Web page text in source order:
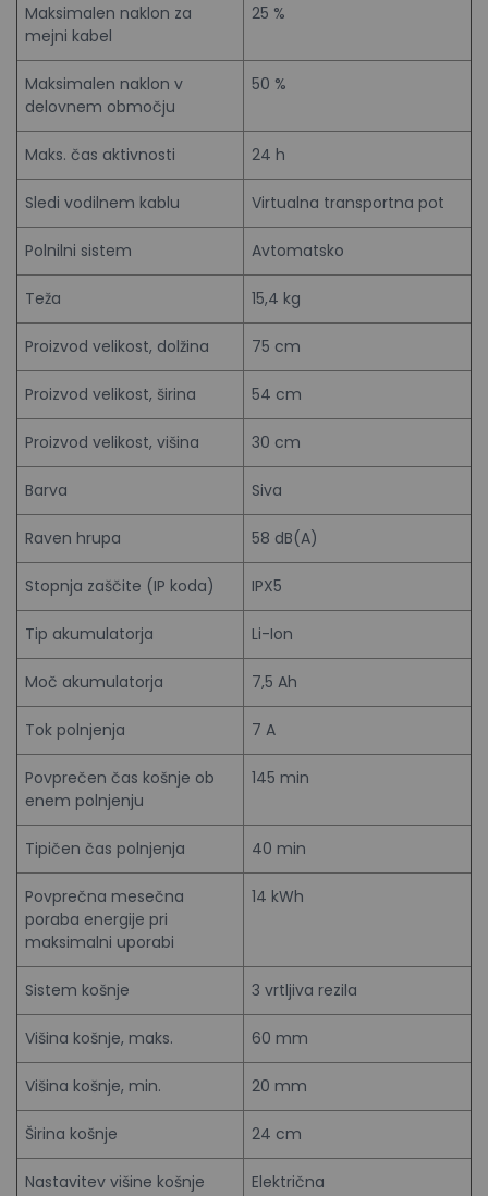
Maksimalen naklon za
mejni kabel
25 %
Maksimalen naklon v
delovnem območju
50 %
Maks. čas aktivnosti 24 h
Sledi vodilnem kablu Virtualna transportna pot
Polnilni sistem Avtomatsko
Teža 15,4 kg
Proizvod velikost, dolžina 75 cm
Proizvod velikost, širina 54 cm
Proizvod velikost, višina 30 cm
Barva Siva
Raven hrupa 58 dB(A)
Stopnja zaščite (IP koda) IPX5
Tip akumulatorja Li-Ion
Moč akumulatorja 7,5 Ah
Tok polnjenja 7 A
Povprečen čas košnje ob
enem polnjenju
145 min
Tipičen čas polnjenja 40 min
Povprečna mesečna
poraba energije pri
maksimalni uporabi
14 kWh
Sistem košnje 3 vrtljiva rezila
Višina košnje, maks. 60 mm
Višina košnje, min. 20 mm
Širina košnje 24 cm
Nastavitev višine košnje Električna